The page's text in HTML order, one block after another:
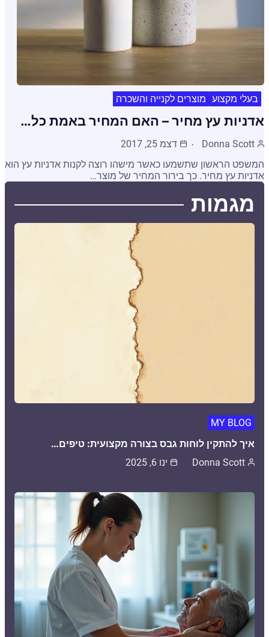
בעלי מקצוע מוצרים לקנייה והשכרה
אדניות עץ מחיר – האם המחיר באמת כל…
Donna Scott
דצמ 25, 2017
המשפט הראשון שתשמעו כאשר מישהו רוצה לקנות אדניות עץ הוא
אדניות עץ מחיר. כך בירור המחיר של מוצר…
מגמות
MY BLOG
איך להתקין לוחות גבס בצורה מקצועית: טיפים…
Donna Scott ינו 6, 2025